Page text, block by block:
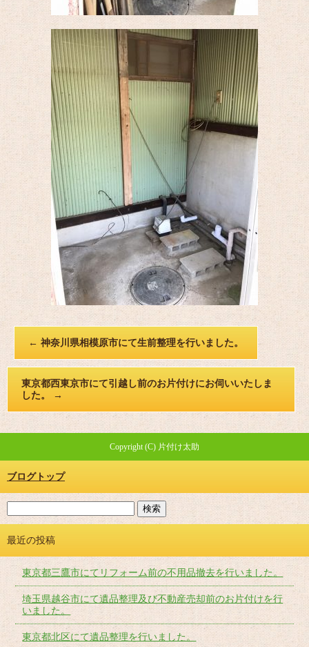
← 神奈川県相模原市にて生前整理を行いました。
東京都西東京市にて引越し前のお片付けにお伺いいたしま
した。
→
Copyright (C) 片付け太助
ブログトップ
最近の投稿
東京都三鷹市にてリフォーム前の不用品撤去を行いました。
埼玉県越谷市にて遺品整理及び不動産売却前のお片付けを行
いました。
東京都北区にて遺品整理を行いました。